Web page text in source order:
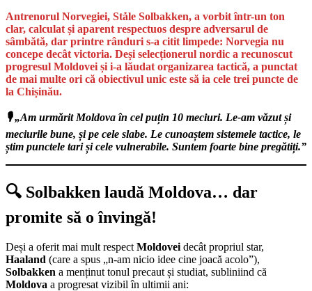
Antrenorul Norvegiei, Ståle Solbakken, a vorbit într-un ton
clar, calculat și aparent respectuos despre adversarul de
sâmbătă, dar printre rânduri s-a citit limpede: Norvegia nu
concepe decât victoria. Deși selecționerul nordic a recunoscut
progresul Moldovei și i-a lăudat organizarea tactică, a punctat
de mai multe ori că obiectivul unic este să ia cele trei puncte de
la Chișinău.
🎙️ „Am urmărit Moldova în cel puțin 10 meciuri. Le-am văzut și
meciurile bune, și pe cele slabe. Le cunoaștem sistemele tactice, le
știm punctele tari și cele vulnerabile. Suntem foarte bine pregătiți.”
🔍 Solbakken laudă Moldova… dar
promite să o învingă!
Deși a oferit mai mult respect Moldovei decât propriul star,
Haaland (care a spus „n-am nicio idee cine joacă acolo”),
Solbakken a menținut tonul precaut și studiat, subliniind că
Moldova a progresat vizibil în ultimii ani: